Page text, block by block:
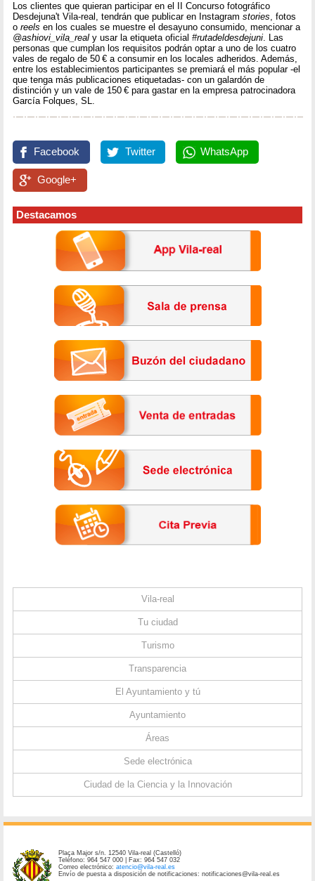
Los clientes que quieran participar en el II Concurso fotográfico
Desdejuna't Vila-real, tendrán que publicar en Instagramstories, fotos
oreelsen los cuales se muestre el desayuno consumido, mencionar a
@ashiovi_vila_real y usar la etiqueta oficial#rutadeldesdejuni. Las
personas que cumplan los requisitos podrán optar a uno de los cuatro
vales de regalo de 50 € a consumir en los locales adheridos. Además,
entre los establecimientos participantes se premiará el más popular -el
que tenga más publicaciones etiquetadas- con un galardón de
distinción y un vale de 150 € para gastar en la empresa patrocinadora
García Folques, SL.
Facebook Twitter WhatsApp
Google+
Destacamos
Vila-real
Tu ciudad
Turismo
Transparencia
El Ayuntamiento y tú
Ayuntamiento
Áreas
Sede electrónica
Ciudad de la Ciencia y la Innovación
Plaça Major s/n. 12540 Vila-real (Castelló)
Teléfono: 964 547 000 | Fax: 964 547 032
Correo electrónico:atencio@vila-real.es
Envío de puesta a disposición de notificaciones: notificaciones@vila-real.es